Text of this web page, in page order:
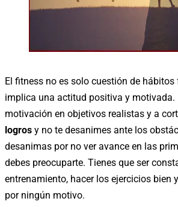
El fitness no es solo cuestión de
implica una actitud positiva y motivada.
motivación en objetivos realistas y a
logros y no te desanimes ante los
desanimas por no ver avance en las
debes preocuparte. Tienes que ser
entrenamiento, hacer los ejercicios bien
por ningún motivo.